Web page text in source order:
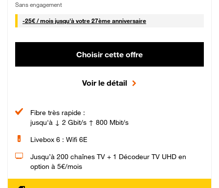
Sans engagement
-25€ / mois25 € par mois
jusqu'à votre 27ème anniversaire
Choisir cette offre
Voir le détail
Fibre très rapide :
jusqu'à ↓ 2 Gbit/s ↑ 800 Mbit/s
Livebox 6 : Wifi 6E
Jusqu’à 200 chaînes TV + 1 Décodeur TV UHD en
option à 5€/mois